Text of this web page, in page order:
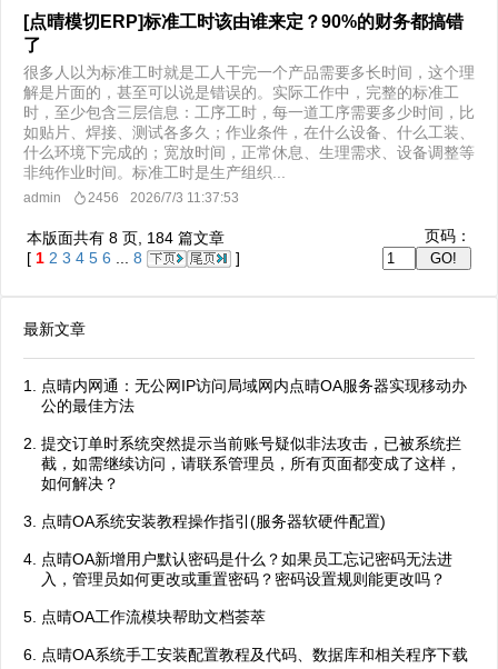
[点晴模切ERP]标准工时该由谁来定？90%的财务都搞错
了
很多人以为标准工时就是工人干完一个产品需要多长时间，这个理
解是片面的，甚至可以说是错误的。实际工作中，完整的标准工
时，至少包含三层信息：工序工时，每一道工序需要多少时间，比
如贴片、焊接、测试各多久；作业条件，在什么设备、什么工装、
什么环境下完成的；宽放时间，正常休息、生理需求、设备调整等
非纯作业时间。标准工时是生产组织...
admin 2456 2026/7/3 11:37:53
本版面共有 8 页, 184 篇文章
[ 1 2 3 4 5 6 8 ]
页码：
最新文章
点晴内网通：无公网IP访问局域网内点晴OA服务器实现移动办
公的最佳方法
提交订单时系统突然提示当前账号疑似非法攻击，已被系统拦
截，如需继续访问，请联系管理员，所有页面都变成了这样，
如何解决？
点晴OA系统安装教程操作指引(服务器软硬件配置)
点晴OA新增用户默认密码是什么？如果员工忘记密码无法进
入，管理员如何更改或重置密码？密码设置规则能更改吗？
点晴OA工作流模块帮助文档荟萃
点晴OA系统手工安装配置教程及代码、数据库和相关程序下载